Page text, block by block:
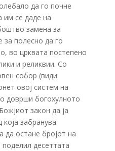
да го почне
им се даде на
замена за
полесно да го
во црквата постепено
и реликвии. Со
собор (види:
овој систем на
доврши богохулното
закон да ја
забранува
остане бројот на
десеттата